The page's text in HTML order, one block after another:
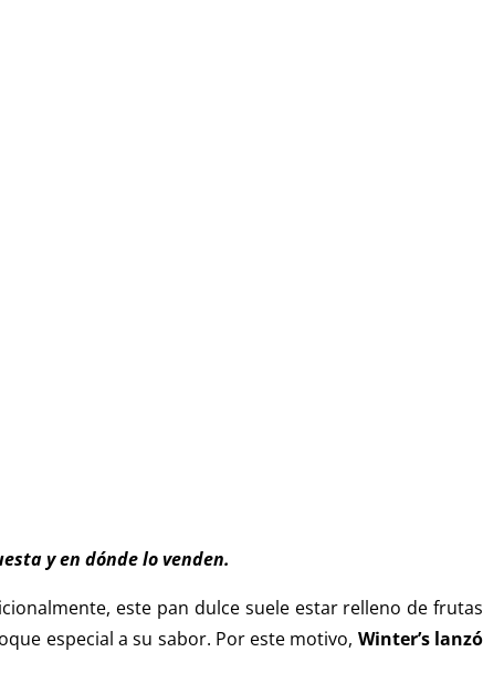
y en dónde lo venden.
este pan dulce suele estar relleno de frutas
especial a su sabor. Por este motivo, Winter’s lanzó